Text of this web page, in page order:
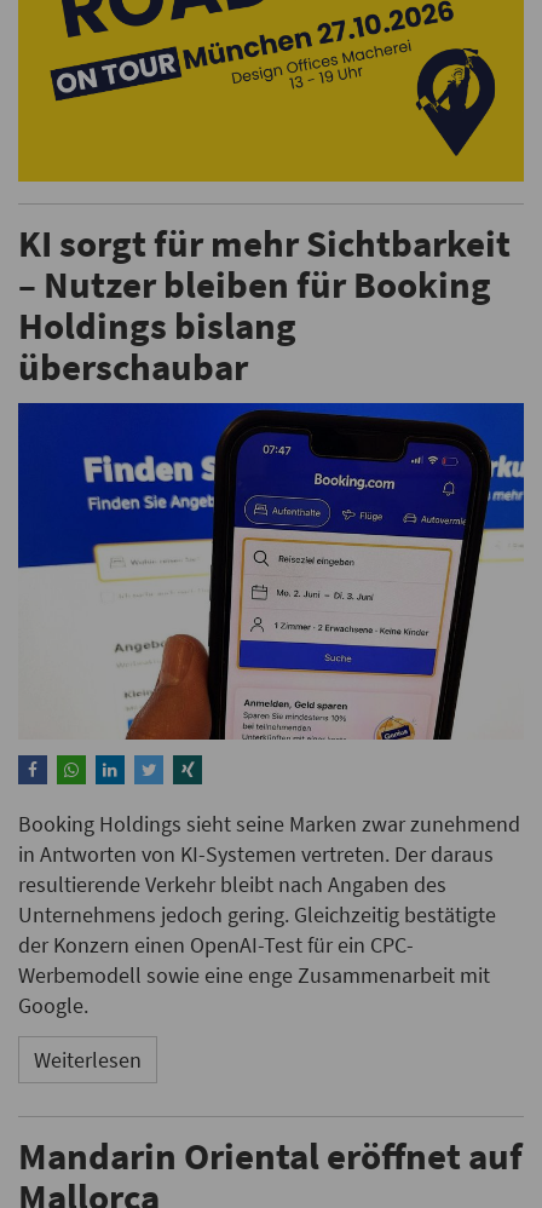
KI sorgt für mehr Sichtbarkeit
– Nutzer bleiben für Booking
Holdings bislang
überschaubar
Booking Holdings sieht seine Marken zwar zunehmend
in Antworten von KI-Systemen vertreten. Der daraus
resultierende Verkehr bleibt nach Angaben des
Unternehmens jedoch gering. Gleichzeitig bestätigte
der Konzern einen OpenAI-Test für ein CPC-
Werbemodell sowie eine enge Zusammenarbeit mit
Google.
Weiterlesen
Mandarin Oriental eröffnet auf
Mallorca